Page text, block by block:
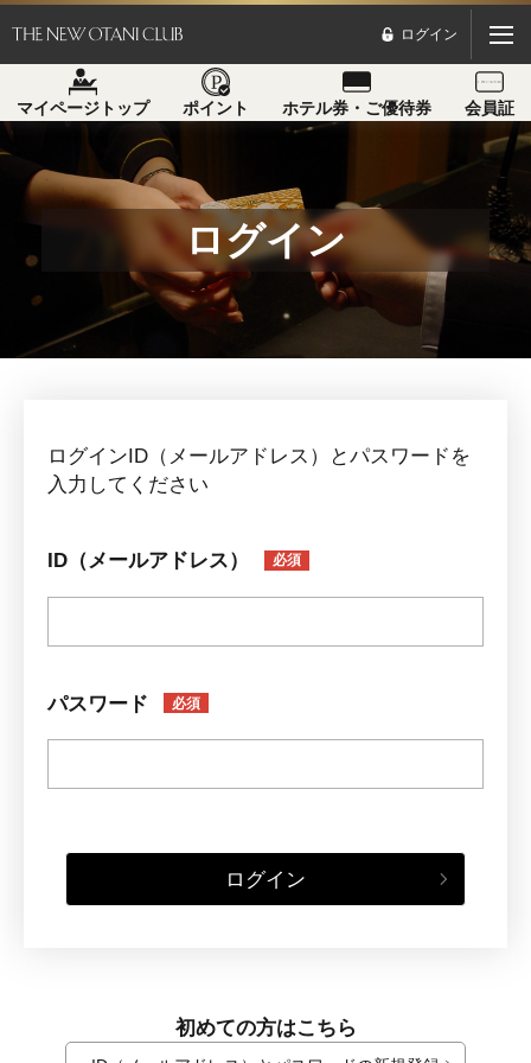
ログイン
マイページトップ ポイント ホテル券・ご優待券 会員証
ログイン
ログインID（メールアドレス）とパスワードを
入力してください
ID（メールアドレス） 必須
パスワード 必須
ログイン
初めての方はこちら